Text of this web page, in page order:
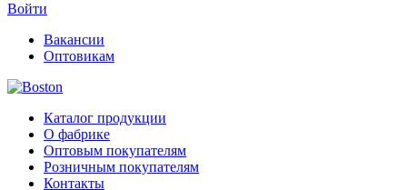
Войти
Вакансии
Оптовикам
Каталог продукции
О фабрике
Оптовым покупателям
Розничным покупателям
Контакты